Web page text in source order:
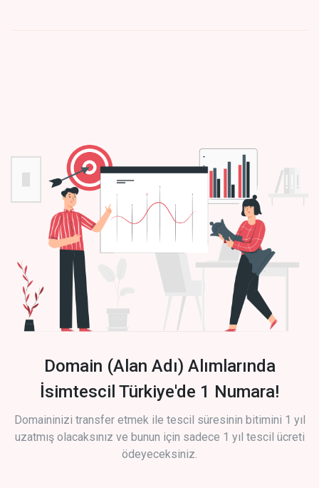
Domain (Alan Adı) Alımlarında
İsimtescil Türkiye'de 1 Numara!
Domaininizi transfer etmek ile tescil süresinin bitimini 1 yıl
uzatmış olacaksınız ve bunun için sadece 1 yıl tescil ücreti
ödeyeceksiniz.